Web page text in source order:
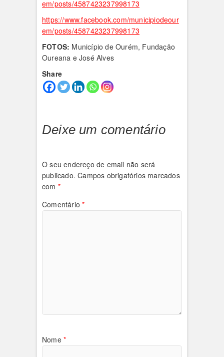
em/posts/4587423237998173
https://www.facebook.com/municipiodeour
em/posts/4587423237998173
FOTOS: Município de Ourém, Fundação
Oureana e José Alves
Share
Deixe um comentário
O seu endereço de email não será
publicado. Campos obrigatórios marcados
com *
Comentário*
Nome *